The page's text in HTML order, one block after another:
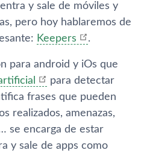
y sale de móviles y
pero hoy hablaremos de
Keepers .
para android y iOs que
para detectar
frases que pueden
realizados, amenazas,
se encarga de estar
y sale de apps como